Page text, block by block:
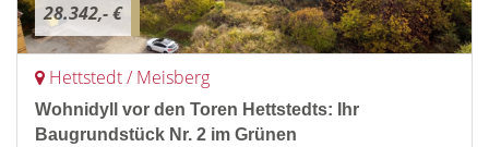
28.342,- €
Hettstedt / Meisberg
Wohnidyll vor den Toren Hettstedts: Ihr
Baugrundstück Nr. 2 im Grünen